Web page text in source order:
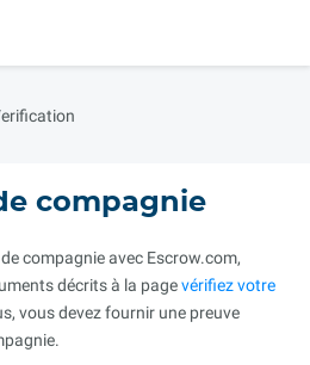
compagnie
compagnie avec Escrow.com,
décrits à la pagevérifiez votre
vous devez fournir une preuve